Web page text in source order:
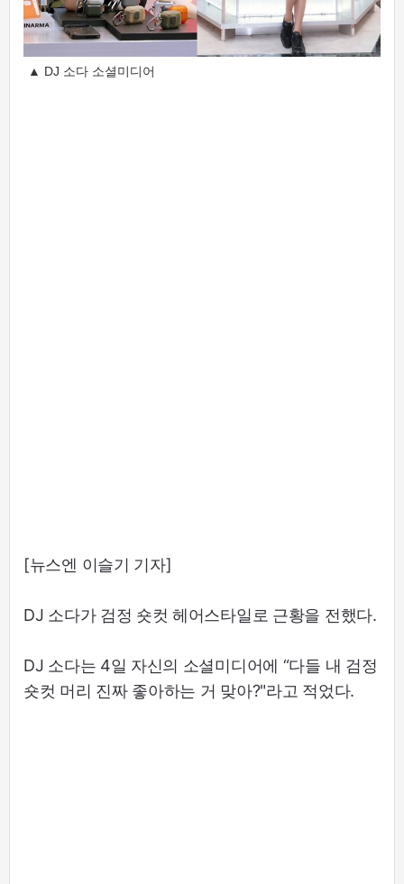
▲ DJ 소다 소셜미디어
[뉴스엔 이슬기 기자]
DJ 소다가 검정 숏컷 헤어스타일로 근황을 전했다.
DJ 소다는 4일 자신의 소셜미디어에 “다들 내 검정
숏컷 머리 진짜 좋아하는 거 맞아?"라고 적었다.